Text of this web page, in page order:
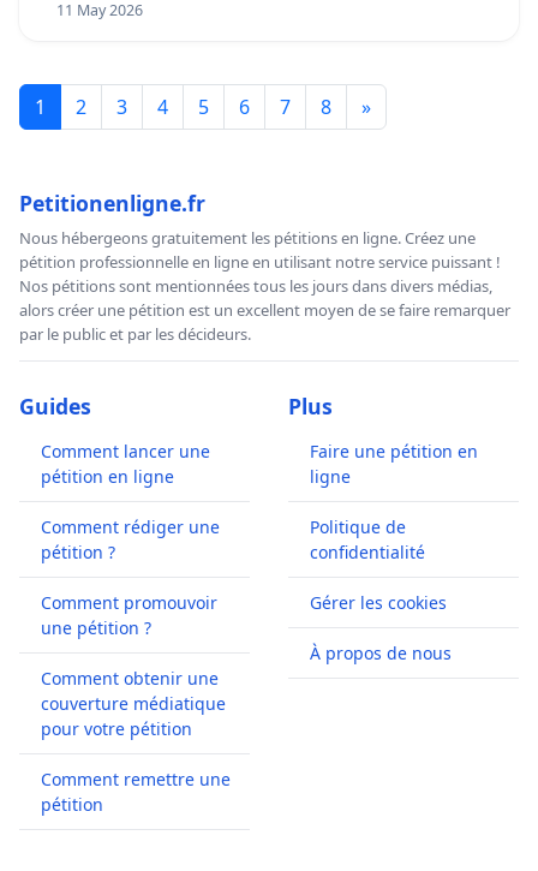
11 May 2026
1 2 3 4 5 6 7 8 »
Petitionenligne.fr
Nous hébergeons gratuitement les pétitions en ligne. Créez une
pétition professionnelle en ligne en utilisant notre service puissant !
Nos pétitions sont mentionnées tous les jours dans divers médias,
alors créer une pétition est un excellent moyen de se faire remarquer
par le public et par les décideurs.
Guides
Comment lancer une
pétition en ligne
Comment rédiger une
pétition ?
Comment promouvoir
une pétition ?
Comment obtenir une
couverture médiatique
pour votre pétition
Comment remettre une
pétition
Plus
Faire une pétition en
ligne
Politique de
confidentialité
Gérer les cookies
À propos de nous